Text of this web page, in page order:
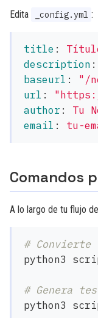
Edita _config.yml :
title :
description :
baseurl : "/
url : "
author :
Tu
email : tu-
Comandos
A lo largo de tu flujo
# Convierte
python3
# Genera
python3